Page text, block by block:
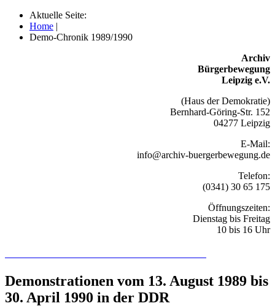
Aktuelle Seite:
Home |
Demo-Chronik 1989/1990
Archiv
Bürgerbewegung
Leipzig e.V.
(Haus der Demokratie)
Bernhard-Göring-Str. 152
04277 Leipzig
E-Mail:
info@archiv-buergerbewegung.de
Telefon:
(0341) 30 65 175
Öffnungszeiten:
Dienstag bis Freitag
10 bis 16 Uhr
Demonstrationen vom 13. August 1989 bis
30. April 1990 in der DDR